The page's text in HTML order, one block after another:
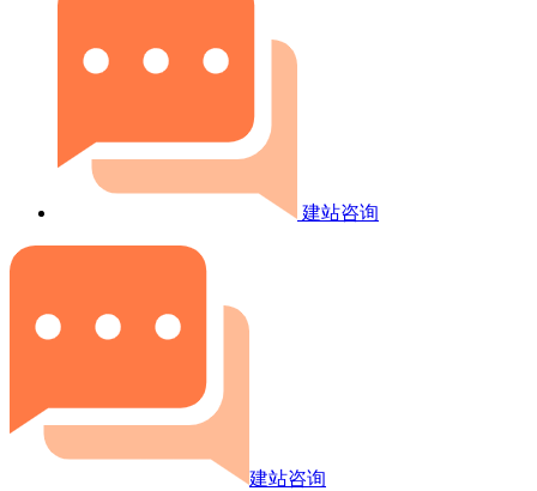
建站咨询
建站咨询